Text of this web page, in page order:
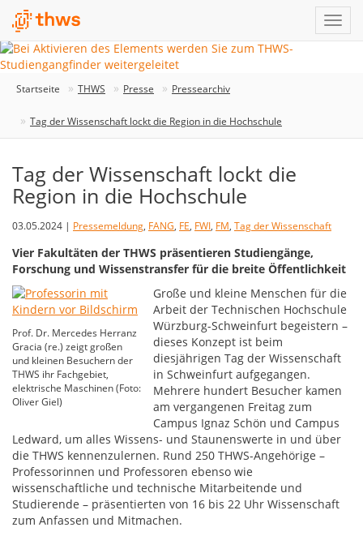
Startseite THWS Presse Pressearchiv
Tag der Wissenschaft lockt die Region in die Hochschule
Tag der Wissenschaft lockt die
Region in die Hochschule
03.05.2024 | Pressemeldung, FANG, FE, FWI, FM, Tag der Wissenschaft
Vier Fakultäten der THWS präsentieren Studiengänge,
Forschung und Wissenstransfer für die breite Öffentlichkeit
Prof. Dr. Mercedes Herranz
Gracia (re.) zeigt großen
und kleinen Besuchern der
THWS ihr Fachgebiet,
elektrische Maschinen (Foto:
Oliver Giel)
Große und kleine Menschen für die
Arbeit der Technischen Hochschule
Würzburg-Schweinfurt begeistern –
dieses Konzept ist beim
diesjährigen Tag der Wissenschaft
in Schweinfurt aufgegangen.
Mehrere hundert Besucher kamen
am vergangenen Freitag zum
Campus Ignaz Schön und Campus
Ledward, um alles Wissens- und Staunenswerte in und über
die THWS kennenzulernen. Rund 250 THWS-Angehörige –
Professorinnen und Professoren ebenso wie
wissenschaftliche und technische Mitarbeitende und
Studierende – präsentierten von 16 bis 22 Uhr Wissenschaft
zum Anfassen und Mitmachen.